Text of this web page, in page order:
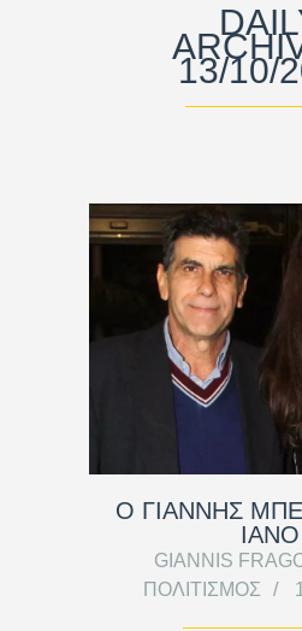
13/10/
Ο ΓΙΑΝΝΗΣ
ΙΑΝΟ
GIANNIS
ΠΟΛΙΤΙΣΜΌΣ